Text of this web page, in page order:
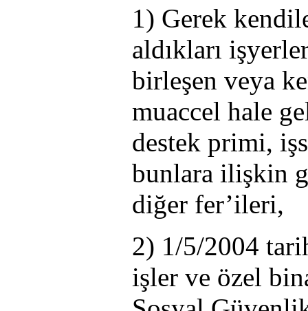
1) Gerek
aldıkları
birleşen veya
muaccel hale
destek primi,
bunlara ilişkin
diğer fer’ileri,
2) 1/5/2004
işler ve özel